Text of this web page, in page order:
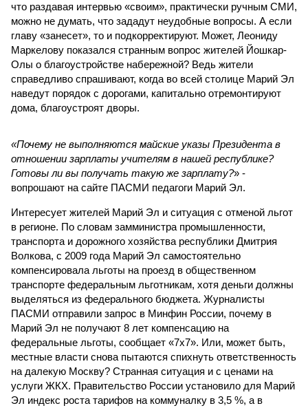
что раздавая интервью «своим», практически ручным СМИ,
можно не думать, что зададут неудобные вопросы. А если
главу «занесет», то и подкорректируют. Может, Леониду
Маркелову показался странным вопрос жителей Йошкар-
Олы о благоустройстве набережной? Ведь жители
справедливо спрашивают, когда во всей столице Марий Эл
наведут порядок с дорогами, капитально отремонтируют
дома, благоустроят дворы.
«Почему не выполняются майские указы Президента в
отношении зарплаты учителям в нашей республике?
Готовы ли вы получать такую же зарплату?» -
вопрошают на сайте ПАСМИ педагоги Марий Эл.
Интересует жителей Марий Эл и ситуация с отменой льгот
в регионе. По словам замминистра промышленности,
транспорта и дорожного хозяйства республики Дмитрия
Волкова, с 2009 года Марий Эл самостоятельно
компенсировала льготы на проезд в общественном
транспорте федеральным льготникам, хотя деньги должны
выделяться из федерального бюджета. Журналисты
ПАСМИ отправили запрос в Минфин России, почему в
Марий Эл не получают 8 лет компенсацию на
федеральные льготы, сообщает «7x7». Или, может быть,
местные власти снова пытаются спихнуть ответственность
на далекую Москву? Странная ситуация и с ценами на
услуги ЖКХ. Правительство России установило для Марий
Эл индекс роста тарифов на коммуналку в 3,5 %, а в